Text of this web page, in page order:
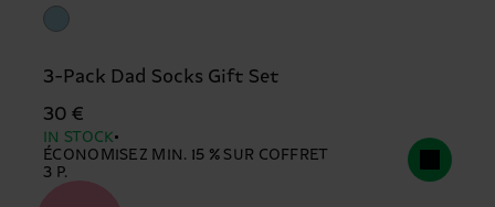
3-Pack Dad Socks Gift Set
30 €
IN STOCK
ÉCONOMISEZ MIN. 15 % SUR COFFRET
3 P.